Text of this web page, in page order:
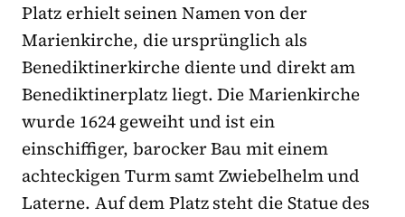
Platz erhielt seinen Namen von der
Marienkirche, die ursprünglich als
Benediktinerkirche diente und direkt am
Benediktinerplatz liegt. Die Marienkirche
wurde 1624 geweiht und ist ein
einschiffiger, barocker Bau mit einem
achteckigen Turm samt Zwiebelhelm und
Laterne. Auf dem Platz steht die Statue des